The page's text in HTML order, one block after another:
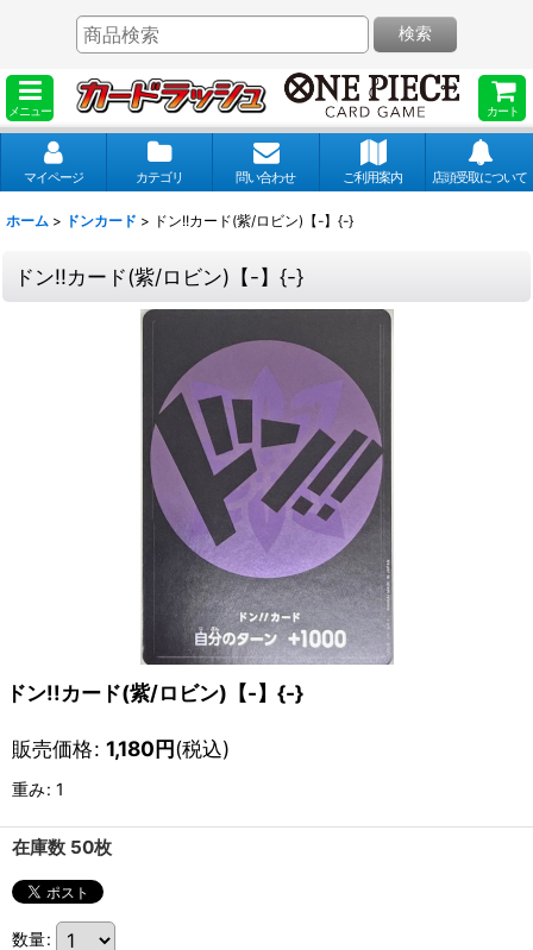
メニュー カート
検索
マイページ カテゴリ 問い合わせ ご利用案内 店頭受取について
ホーム > ドンカード > ドン!!カード(紫/ロビン)【-】{-}
ドン!!カード(紫/ロビン)【-】{-}
ドン!!カード(紫/ロビン)【-】{-}
販売価格: 1,180円(税込)
重み: 1
在庫数 50枚
数量: